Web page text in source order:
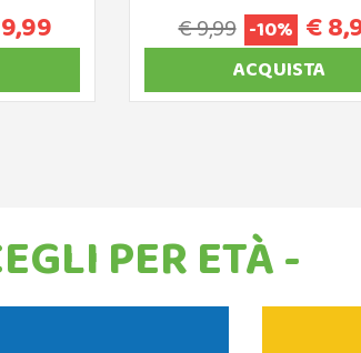
€ 9,99 -10% €
ACQUISTA
PER ETÀ -